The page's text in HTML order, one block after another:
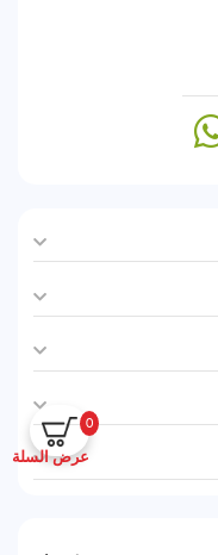
0
عرض السلة